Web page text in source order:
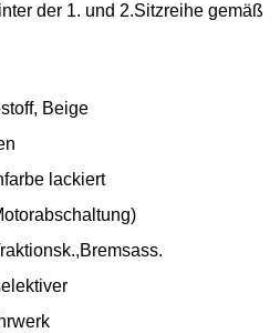
der 1. und 2.Sitzreihe gemäß
Beige
lackiert